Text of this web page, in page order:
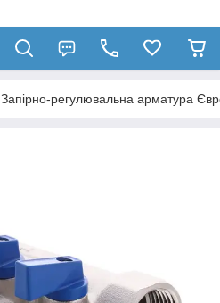
Запірно-регулювальна арматура